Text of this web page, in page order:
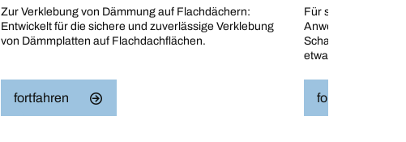
Zur Verklebung von Dämmung auf Flachdächern:
Entwickelt für die sichere und zuverlässige Verklebung
von Dämmplatten auf Flachdachflächen.
fortfahren
Für spezielle oder
Anwendungen:
Schaum für
etwa für
fortfahren